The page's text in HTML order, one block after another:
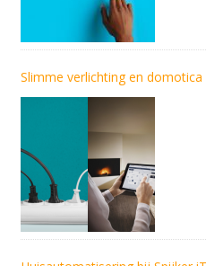
Slimme verlichting en